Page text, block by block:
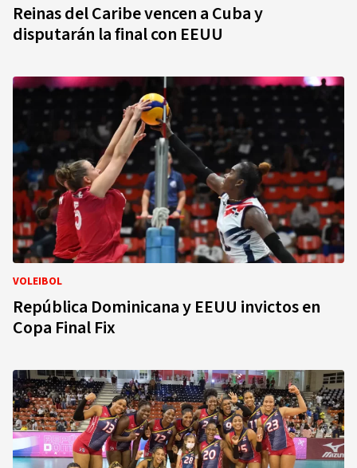
Reinas del Caribe vencen a Cuba y
disputarán la final con EEUU
VOLEIBOL
República Dominicana y EEUU invictos en
Copa Final Fix